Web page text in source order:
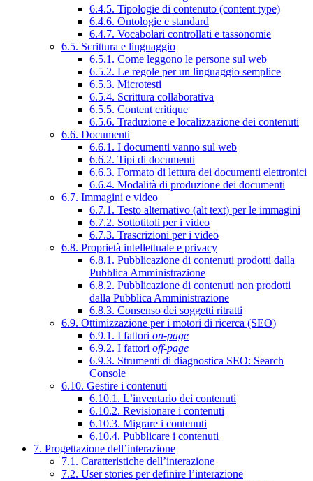
6.4.5. Tipologie di contenuto (content type)
6.4.6. Ontologie e standard
6.4.7. Vocabolari controllati e tassonomie
6.5. Scrittura e linguaggio
6.5.1. Come leggono le persone sul web
6.5.2. Le regole per un linguaggio semplice
6.5.3. Microtesti
6.5.4. Scrittura collaborativa
6.5.5. Content critique
6.5.6. Traduzione e localizzazione dei contenuti
6.6. Documenti
6.6.1. I documenti vanno sul web
6.6.2. Tipi di documenti
6.6.3. Formato di lettura dei documenti elettronici
6.6.4. Modalità di produzione dei documenti
6.7. Immagini e video
6.7.1. Testo alternativo (alt text) per le immagini
6.7.2. Sottotitoli per i video
6.7.3. Trascrizioni per i video
6.8. Proprietà intellettuale e privacy
6.8.1. Pubblicazione di contenuti prodotti dalla
Pubblica Amministrazione
6.8.2. Pubblicazione di contenuti non prodotti
dalla Pubblica Amministrazione
6.8.3. Consenso dei soggetti ritratti
6.9. Ottimizzazione per i motori di ricerca (SEO)
6.9.1. I fattori on-page
6.9.2. I fattori off-page
6.9.3. Strumenti di diagnostica SEO: Search
Console
6.10. Gestire i contenuti
6.10.1. L’inventario dei contenuti
6.10.2. Revisionare i contenuti
6.10.3. Migrare i contenuti
6.10.4. Pubblicare i contenuti
7. Progettazione dell’interazione
7.1. Caratteristiche dell’interazione
7.2. User stories per definire l’interazione